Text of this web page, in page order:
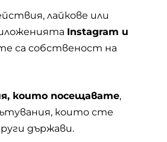
лайкове или
Instagram и
са собственост на
които посещавате,
които сте
държави.